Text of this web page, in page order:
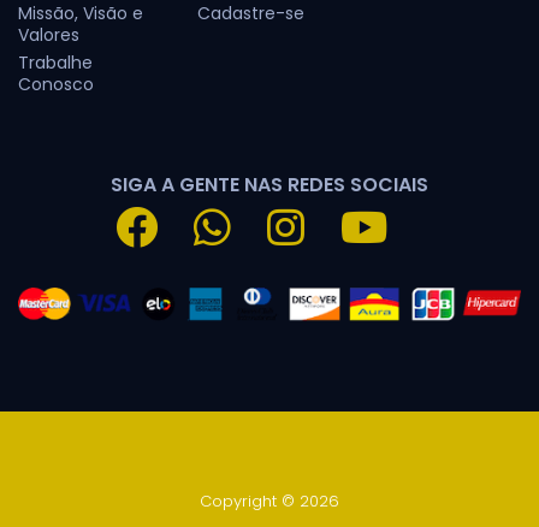
Missão, Visão e
Valores
Trabalhe
Conosco
Cadastre-se
SIGA A GENTE NAS REDES SOCIAIS
Copyright © 2026